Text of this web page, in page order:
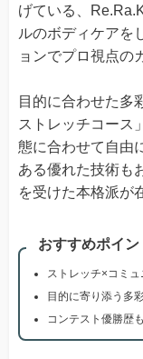
げている、
ルのボディケアを
ョンでプロ視点の
目的に合わせた多
ストレッチコース
態に合わせて自由
ある優れた技術も
を受けた本格派が
おすすめポイン
ストレッチ×コミ
目的に寄り添う多
コンテスト優勝歴